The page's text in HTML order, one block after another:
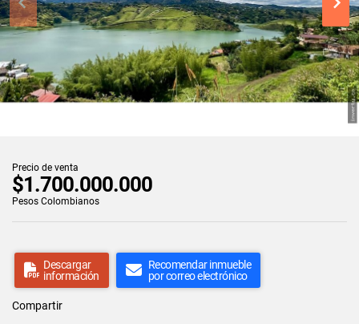
Precio de venta
$1.700.000.000
Pesos Colombianos
Descargar
información
Recomendar inmueble
por correo electrónico
Compartir